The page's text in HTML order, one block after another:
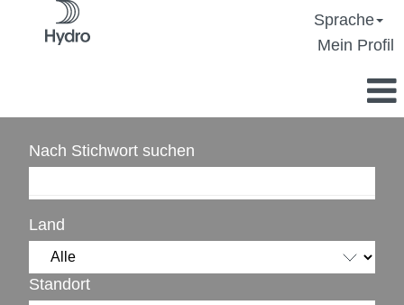
Sprache
Mein Profil
Nach Stichwort suchen
Land
Standort